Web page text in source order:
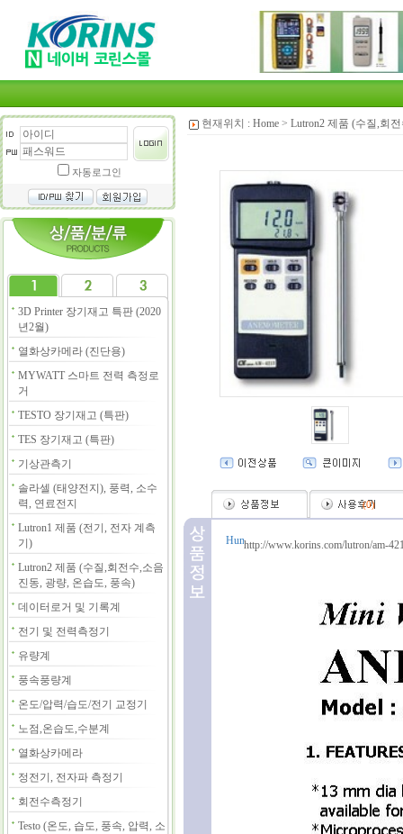
자동로그인
3D Printer 장기재고 특판 (2020
년2월)
열화상카메라 (진단용)
MYWATT 스마트 전력 측정로
거
TESTO 장기재고 (특판)
TES 장기재고 (특판)
기상관측기
솔라셀 (태양전지), 풍력, 소수
력, 연료전지
Lutron1 제품 (전기, 전자 계측
기)
Lutron2 제품 (수질,회전수,소음
진동, 광량, 온습도, 풍속)
데이터로거 및 기록계
전기 및 전력측정기
유량계
풍속풍량계
온도/압력/습도/전기 교정기
노점,온습도,수분계
열화상카메라
정전기, 전자파 측정기
회전수측정기
Testo (온도, 습도, 풍속, 압력, 소
현재위치 : Home > Lutron2 제품 (수질,회
(0)
http://www.korins.com/lutron/am-